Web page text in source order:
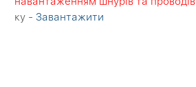
ку -Завантажити